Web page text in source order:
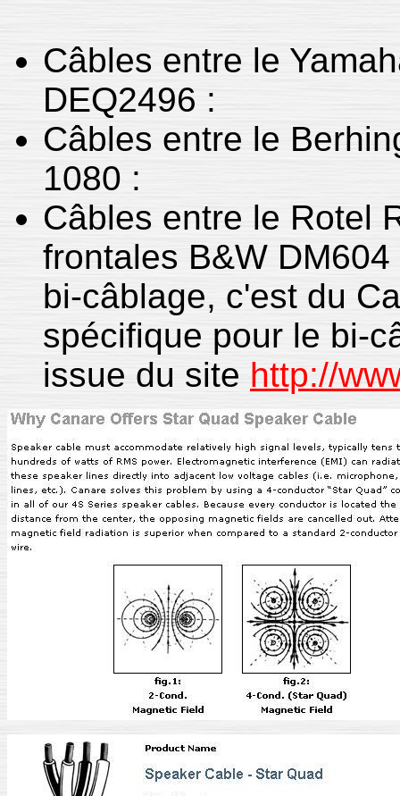
Câbles entre le
DEQ2496 :
Câbles entre le
1080 :
Câbles entre le Rotel
frontales B&W
bi-câblage, c'est du
spécifique pour le bi-
issue du site http://